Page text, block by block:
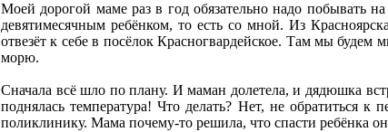
Моей дорогой маме раз в год обязательно надо побывать
девятимесячным ребёнком, то есть со мной. Из
отвезёт к себе в посёлок Красногвардейское. Там мы будем
морю.
Сначала всё шло по плану. И маман долетела, и дядюшка
поднялась температура! Что делать? Нет, не обратиться
поликлинику. Мама почему-то решила, что спасти ребёнка